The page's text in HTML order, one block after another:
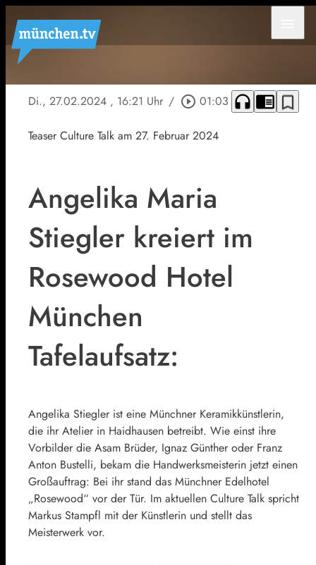
Di., 27.02.2024 , 16:21 Uhr / play_circle_outline 01:03 headphones chrome_reader_mode bookmark_border
Teaser Culture Talk am 27. Februar 2024
Angelika Maria
Stiegler kreiert im
Rosewood Hotel
München
Tafelaufsatz:
Angelika Stiegler ist eine Münchner Keramikkünstlerin,
die ihr Atelier in Haidhausen betreibt. Wie einst ihre
Vorbilder die Asam Brüder, Ignaz Günther oder Franz
Anton Bustelli, bekam die Handwerksmeisterin jetzt einen
Großauftrag: Bei ihr stand das Münchner Edelhotel
„Rosewood“ vor der Tür. Im aktuellen Culture Talk spricht
Markus Stampfl mit der Künstlerin und stellt das
Meisterwerk vor.